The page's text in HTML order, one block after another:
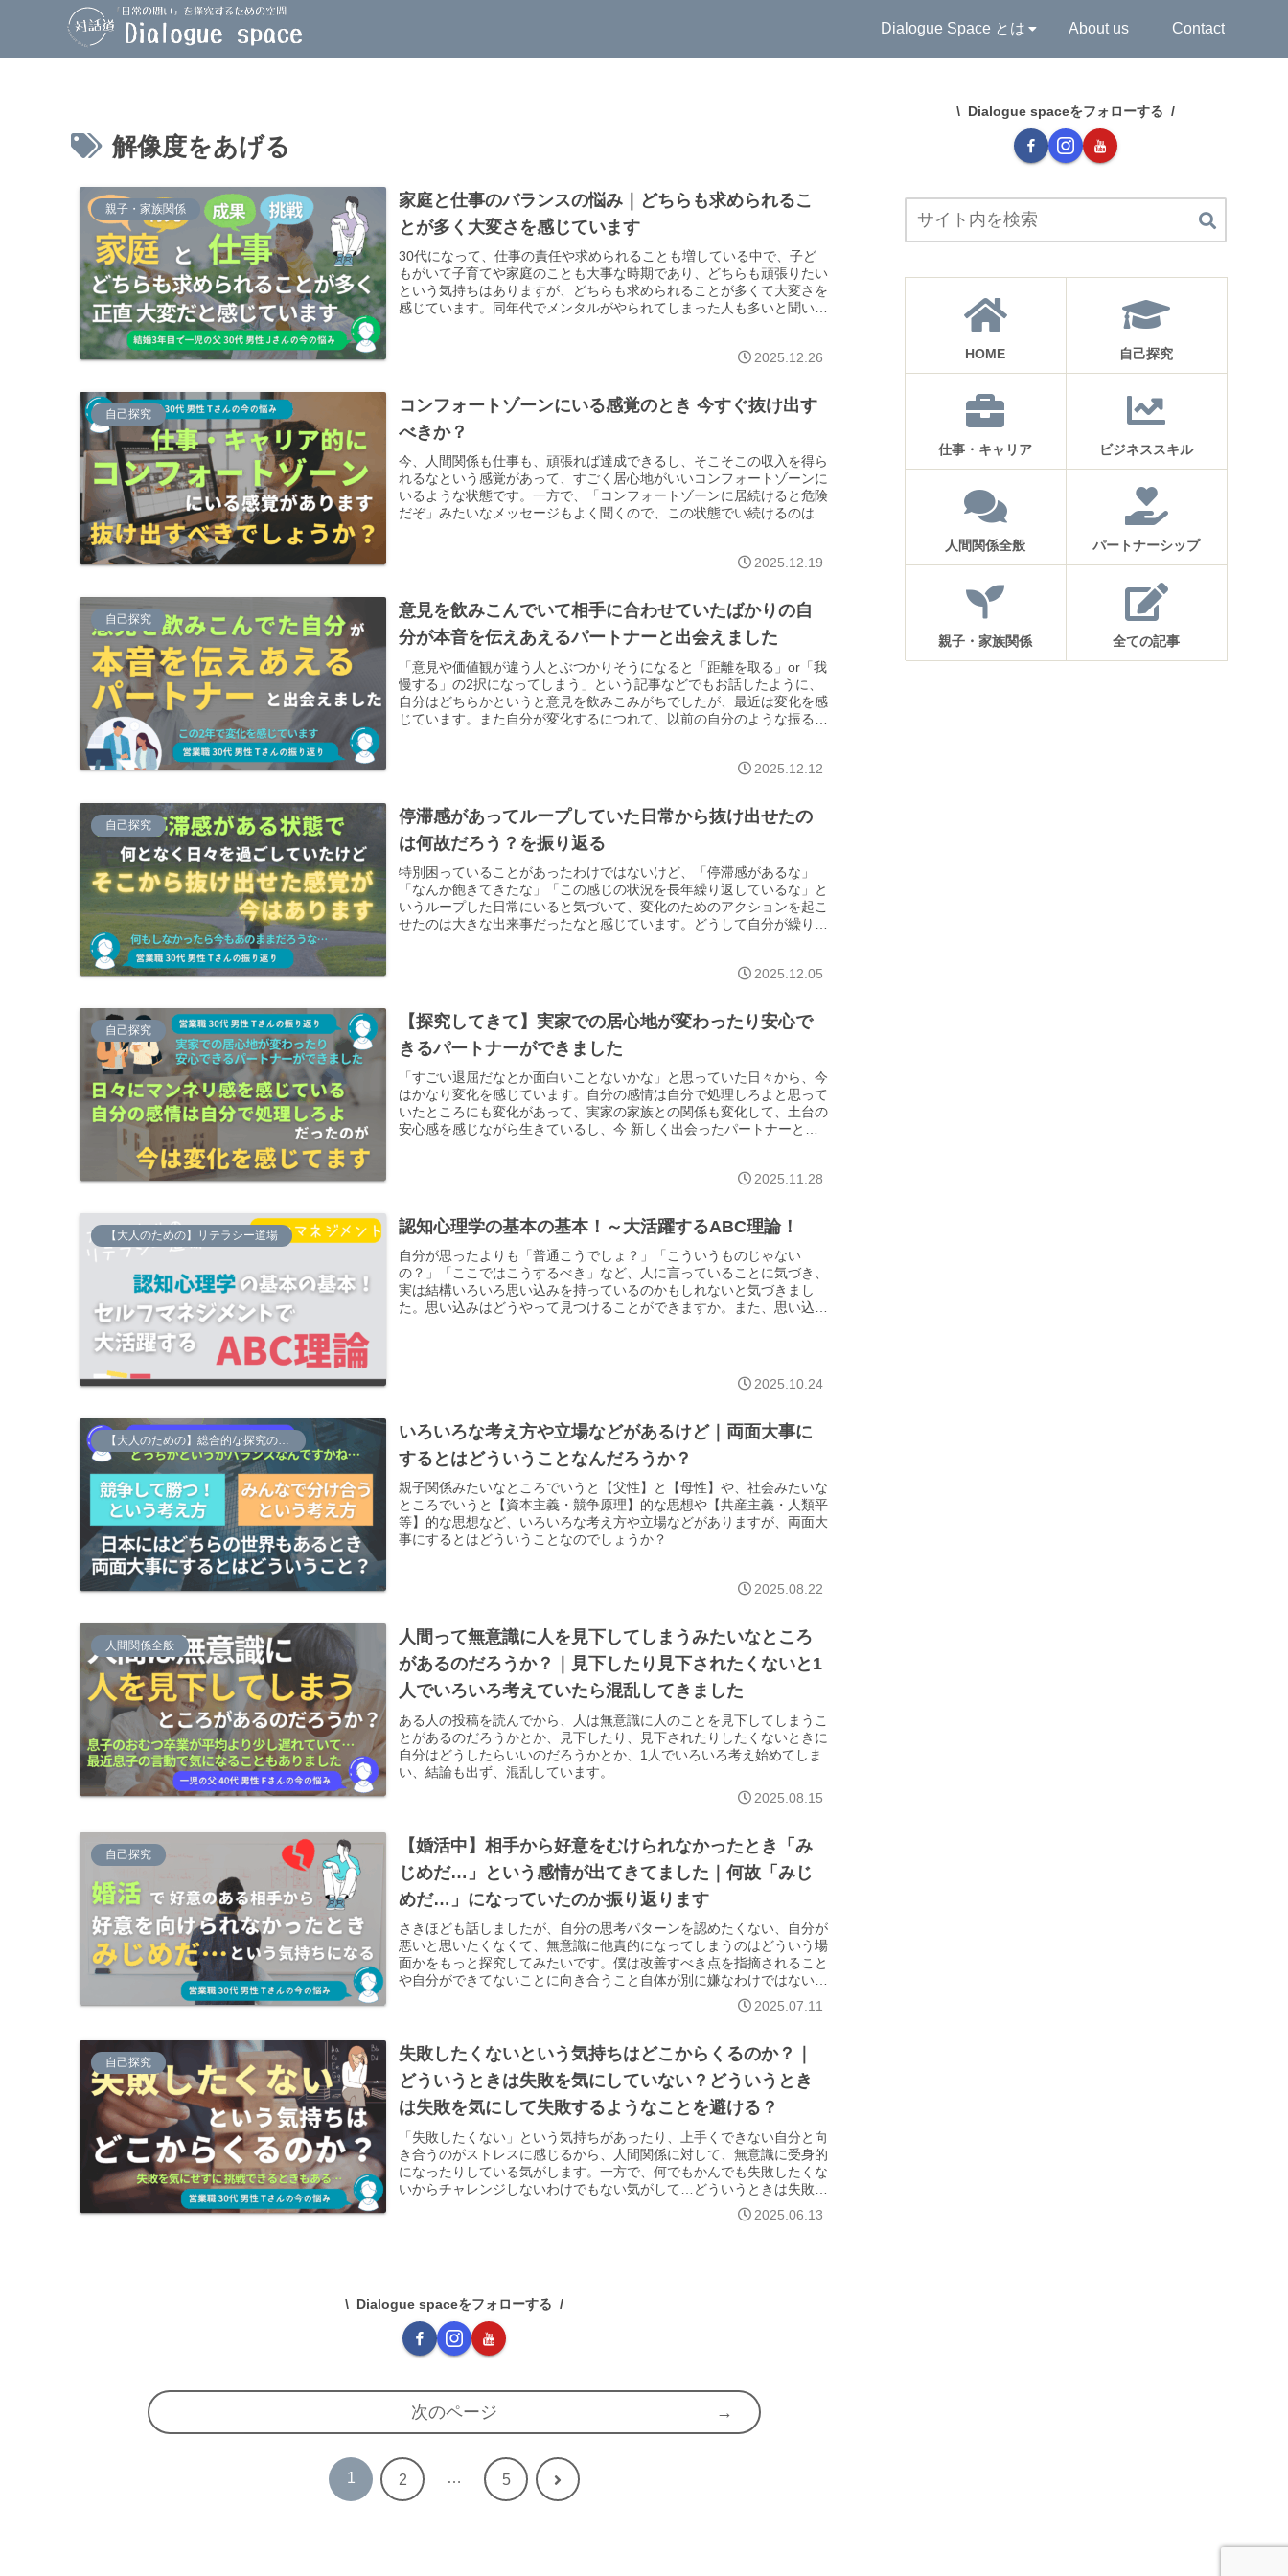
Dialogue Space とは About us Contact
解像度をあげる
親子・家族関係
家庭と仕事のバランスの悩み｜どちらも求められるこ
とが多く大変さを感じています
30代になって、仕事の責任や求められることも増している中で、子ど
もがいて子育てや家庭のことも大事な時期であり、どちらも頑張りたい
という気持ちはありますが、どちらも求められることが多くて大変さを
感じています。同年代でメンタルがやられてしまった人も多いと聞い
2025.12.26
自己探究
コンフォートゾーンにいる感覚のとき 今すぐ抜け出す
べきか？
今、人間関係も仕事も、頑張れば達成できるし、そこそこの収入を得ら
れるなという感覚があって、すごく居心地がいいコンフォートゾーンに
いるような状態です。一方で、「コンフォートゾーンに居続けると危険
だぞ」みたいなメッセージもよく聞くので、この状態でい続けるのはよ
2025.12.19
自己探究
意見を飲みこんでいて相手に合わせていたばかりの自
分が本音を伝えあえるパートナーと出会えました
「意見や価値観が違う人とぶつかりそうになると「距離を取る」or「我
慢する」の2択になってしまう」という記事などでもお話したように、
自分はどちらかというと意見を飲みこみがちでしたが、最近は変化を感
じています。また自分が変化するにつれて、以前の自分のような振る舞
2025.12.12
自己探究
停滞感があってループしていた日常から抜け出せたの
は何故だろう？を振り返る
特別困っていることがあったわけではないけど、「停滞感があるな」
「なんか飽きてきたな」「この感じの状況を長年繰り返しているな」と
いうループした日常にいると気づいて、変化のためのアクションを起こ
せたのは大きな出来事だったなと感じています。どうして自分が繰り返
2025.12.05
自己探究
【探究してきて】実家での居心地が変わったり安心で
きるパートナーができました
「すごい退屈だなとか面白いことないかな」と思っていた日々から、今
はかなり変化を感じています。自分の感情は自分で処理しろよと思って
いたところにも変化があって、実家の家族との関係も変化して、土台の
安心感を感じながら生きているし、今 新しく出会ったパートナーとは
2025.11.28
【大人のための】リテラシー道場 認知心理学の基本の基本！～大活躍するABC理論！
自分が思ったよりも「普通こうでしょ？」「こういうものじゃない
の？」「ここではこうするべき」など、人に言っていることに気づき、
実は結構いろいろ思い込みを持っているのかもしれないと気づきまし
た。思い込みはどうやって見つけることができますか。また、思い込み
2025.10.24
【大人のための】総合的な探究の時間
いろいろな考え方や立場などがあるけど｜両面大事に
するとはどういうことなんだろうか？
親子関係みたいなところでいうと【父性】と【母性】や、社会みたいな
ところでいうと【資本主義・競争原理】的な思想や【共産主義・人類平
等】的な思想など、いろいろな考え方や立場などがありますが、両面大
事にするとはどういうことなのでしょうか？
2025.08.22
人間関係全般
人間って無意識に人を見下してしまうみたいなところ
があるのだろうか？｜見下したり見下されたくないと1
人でいろいろ考えていたら混乱してきました
ある人の投稿を読んでから、人は無意識に人のことを見下してしまうこ
とがあるのだろうかとか、見下したり、見下されたりしたくないときに
自分はどうしたらいいのだろうかとか、1人でいろいろ考え始めてしま
い、結論も出ず、混乱しています。
2025.08.15
自己探究
【婚活中】相手から好意をむけられなかったとき「み
じめだ…」という感情が出てきてました｜何故「みじ
めだ…」になっていたのか振り返ります
さきほども話しましたが、自分の思考パターンを認めたくない、自分が
悪いと思いたくなくて、無意識に他責的になってしまうのはどういう場
面かをもっと探究してみたいです。僕は改善すべき点を指摘されること
や自分ができてないことに向き合うこと自体が別に嫌なわけではない気
がしたので、じゃあどういうときに他責的になってしまうのか…もっと
2025.07.11
自己探究
失敗したくないという気持ちはどこからくるのか？｜
どういうときは失敗を気にしていない？どういうとき
は失敗を気にして失敗するようなことを避ける？
「失敗したくない」という気持ちがあったり、上手くできない自分と向
き合うのがストレスに感じるから、人間関係に対して、無意識に受身的
になったりしている気がします。一方で、何でもかんでも失敗したくな
いからチャレンジしないわけでもない気がして…どういうときは失敗を
気にしていないのか、どういうときは失敗を気にして失敗するようなこ
とを避けるのか、このあたりをもっと探究してみたいです。
2025.06.13
Dialogue spaceをフォローする
次のページ
1 2 … 5 次
Dialogue spaceをフォローする
HOME 自己探究
仕事・キャリア ビジネススキル
人間関係全般 パートナーシップ
親子・家族関係 全ての記事